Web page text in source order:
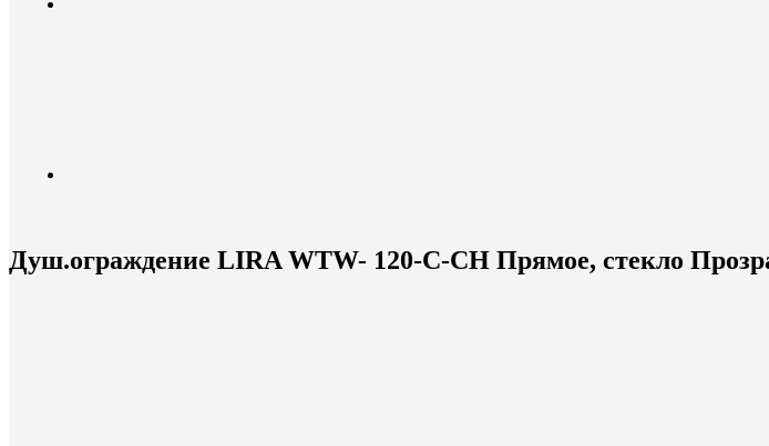
Душ.ограждение LIRA WTW- 120-C-CH Прямое, стекло